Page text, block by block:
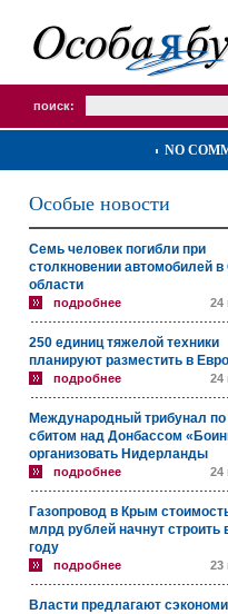
поиск:
NO
Особые новости
Семь человек погибли при
столкновении автомобилей
области
подробнее 24
250 единиц тяжелой техники
планируют разместить в
подробнее 24
Международный трибунал
сбитом над Донбассом
организовать Нидерланды
подробнее 24
Газопровод в Крым
млрд рублей начнут строить
году
подробнее 23
Власти предлагают